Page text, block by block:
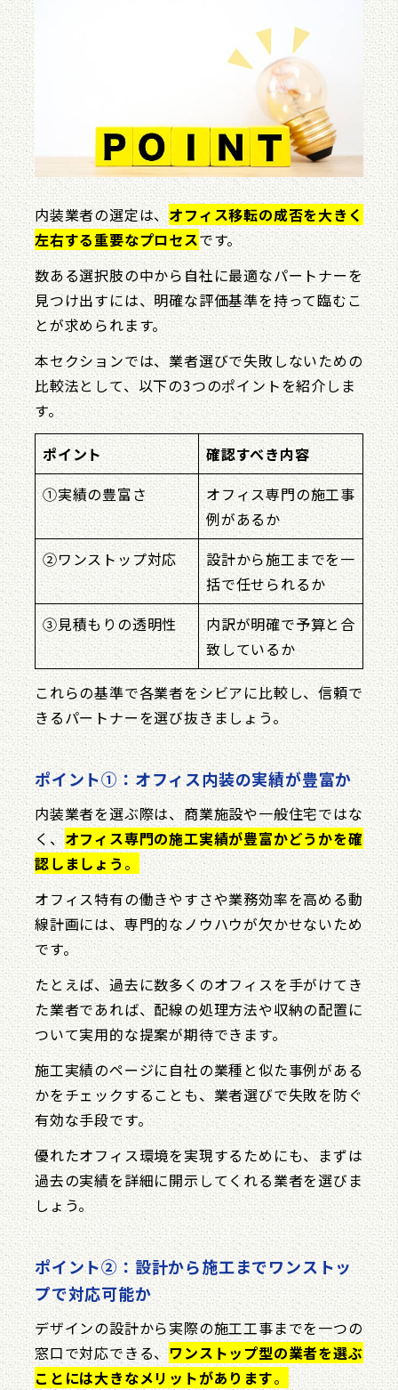
内装業者の選定は、オフィス移転の成否を大きく
左右する重要なプロセスです。
数ある選択肢の中から自社に最適なパートナーを
見つけ出すには、明確な評価基準を持って臨むこ
とが求められます。
本セクションでは、業者選びで失敗しないための
比較法として、以下の3つのポイントを紹介しま
す。
ポイント
確認すべき内容
①実績の豊富さ
オフィス専門の施工事
例があるか
②ワンストップ対応
設計から施工までを一
括で任せられるか
③見積もりの透明性
内訳が明確で予算と合
致しているか
これらの基準で各業者をシビアに比較し、信頼で
きるパートナーを選び抜きましょう。
ポイント①：オフィス内装の実績が豊富か
内装業者を選ぶ際は、商業施設や一般住宅ではな
く、オフィス専門の施工実績が豊富かどうかを確
認しましょう。
オフィス特有の働きやすさや業務効率を高める動
線計画には、専門的なノウハウが欠かせないため
です。
たとえば、過去に数多くのオフィスを手がけてき
た業者であれば、配線の処理方法や収納の配置に
ついて実用的な提案が期待できます。
施工実績のページに自社の業種と似た事例がある
かをチェックすることも、業者選びで失敗を防ぐ
有効な手段です。
優れたオフィス環境を実現するためにも、まずは
過去の実績を詳細に開示してくれる業者を選びま
しょう。
ポイント②：設計から施工までワンストッ
プで対応可能か
デザインの設計から実際の施工工事までを一つの
窓口で対応できる、ワンストップ型の業者を選ぶ
ことには大きなメリットがあります。